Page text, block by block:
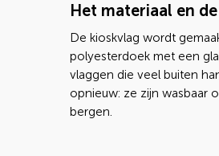
Het materiaal en
De kioskvlag wordt
polyesterdoek met een
vlaggen die veel buiten
opnieuw: ze zijn wasbaar
bergen.